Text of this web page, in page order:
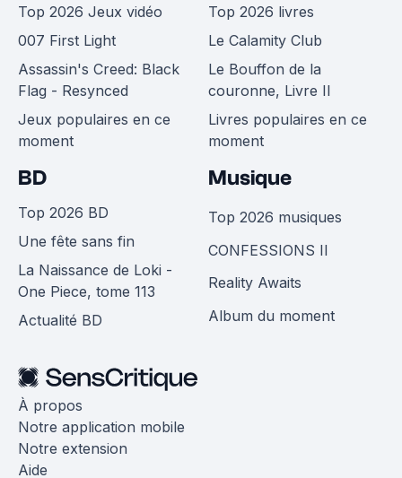
Top 2026 Jeux vidéo
007 First Light
Assassin's Creed: Black
Flag - Resynced
Jeux populaires en ce
moment
Top 2026 livres
Le Calamity Club
Le Bouffon de la
couronne, Livre II
Livres populaires en ce
moment
BD
Top 2026 BD
Une fête sans fin
La Naissance de Loki -
One Piece, tome 113
Actualité BD
Musique
Top 2026 musiques
CONFESSIONS II
Reality Awaits
Album du moment
À propos
Notre application mobile
Notre extension
Aide